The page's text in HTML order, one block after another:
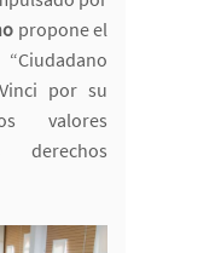
propone el
por su
valores